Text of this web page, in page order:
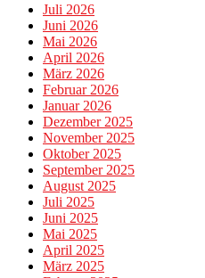
Juli 2026
Juni 2026
Mai 2026
April 2026
März 2026
Februar 2026
Januar 2026
Dezember 2025
November 2025
Oktober 2025
September 2025
August 2025
Juli 2025
Juni 2025
Mai 2025
April 2025
März 2025